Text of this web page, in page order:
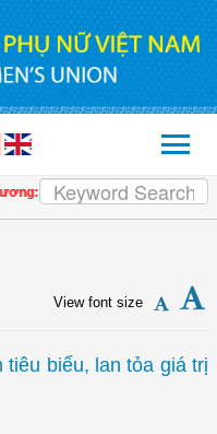
lý hải quan cần giúp doanh
View font size
tiêu biểu, lan tỏa giá trị